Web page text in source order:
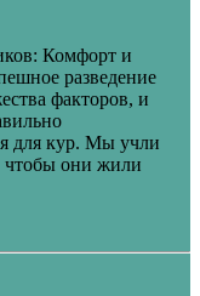
Комфорт и
разведение
факторов, и
для кур. Мы учли
чтобы они жили